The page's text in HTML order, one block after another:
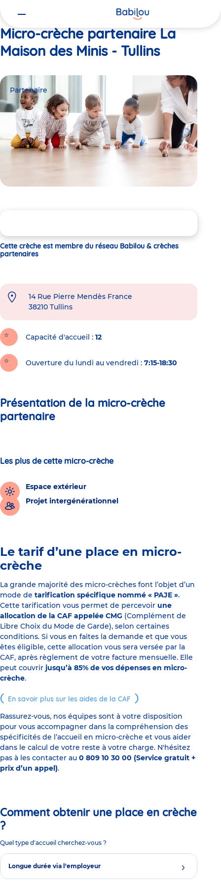
Micro-crèche partenaire La
Maison des Minis - Tullins
Partenaire
Cette crèche est membre du réseau Babilou & crèches
partenaires
14 Rue Pierre Mendès France
38210 Tullins
Capacité d'accueil 12
Ouverture du lundi au vendredi : 7:15-18:30
Présentation de la micro-crèche
partenaire
Les plus de cette micro-crèche
Espace extérieur
Projet intergénérationnel
Le tarif d’une place en micro-
crèche
La grande majorité des micro-crèches font l’objet d’un
mode de tarification spécifique nommé « PAJE ».
Cette tarification vous permet de percevoir une
allocation de la CAF appelée CMG (Complément de
Libre Choix du Mode de Garde), selon certaines
conditions. Si vous en faites la demande et que vous
êtes éligible, cette allocation vous sera versée par la
CAF, après règlement de votre facture mensuelle. Elle
peut couvrir jusqu’à 85% de vos dépenses en micro-
crèche.
En savoir plus sur les aides de la CAF
Rassurez-vous, nos équipes sont à votre disposition
pour vous accompagner dans la compréhension des
spécificités de l’accueil en micro-crèche et vous aider
dans le calcul de votre reste à votre charge. N'hésitez
pas à les contacter au 0 809 10 30 00 (Service gratuit +
prix d’un appel).
Comment obtenir une place en crèche
?
Quel type d'accueil cherchez-vous ?
Longue durée via l'employeur